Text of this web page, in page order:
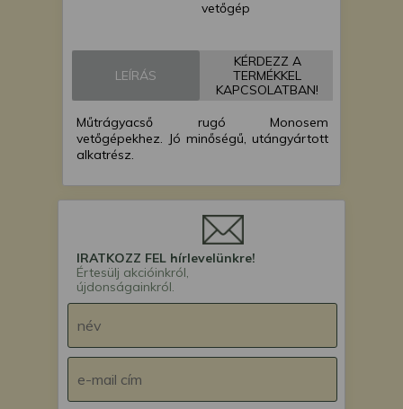
vetőgép
Monosem SCD
Supercrop kultivátor
vetőgép
Monosem MS
LEÍRÁS
KÉRDEZZ A
TERMÉKKEL
KAPCSOLATBAN!
Műtrágyacső rugó Monosem
vetőgépekhez. Jó minőségű, utángyártott
alkatrész.
IRATKOZZ FEL hírlevelünkre!
Értesülj akcióinkról,
újdonságainkról.